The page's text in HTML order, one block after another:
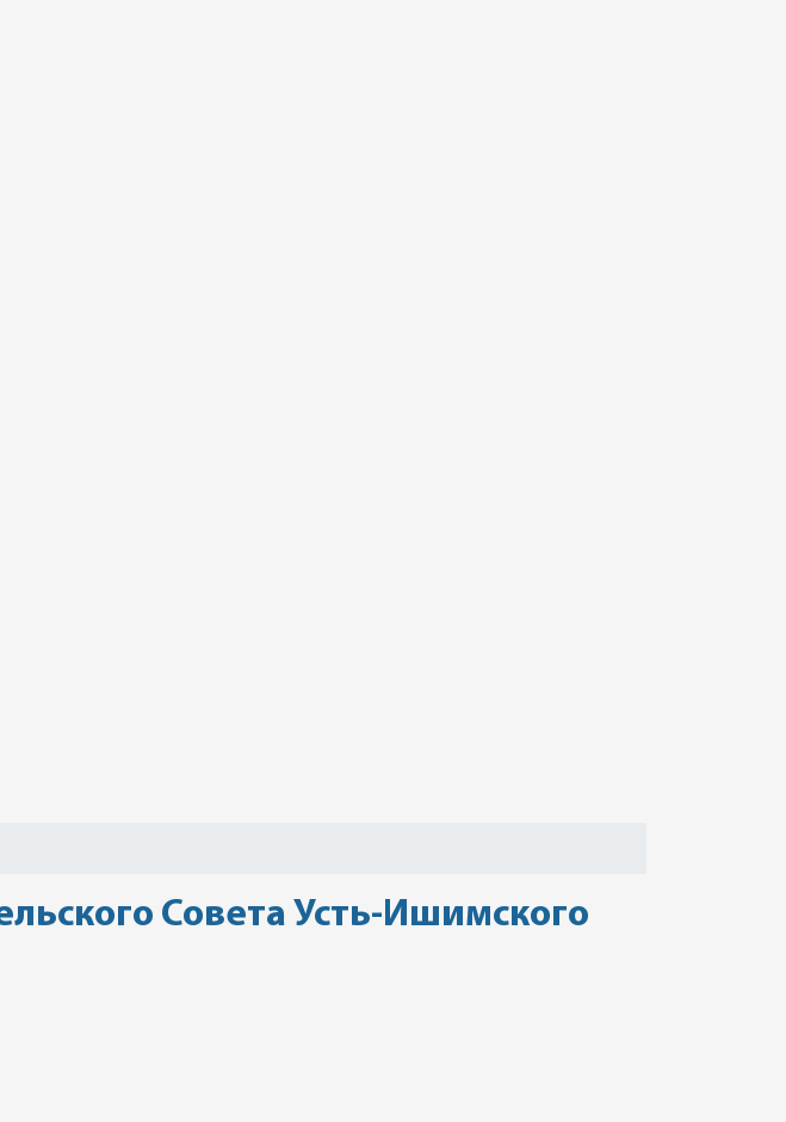
Совета Усть-Ишимского